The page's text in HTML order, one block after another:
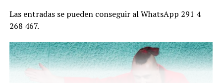
Las entradas se pueden conseguir al WhatsApp 291 4
268 467.